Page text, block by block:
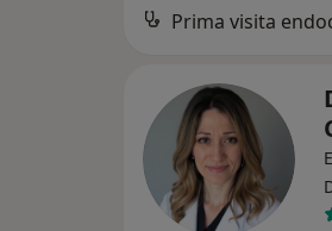
Prima visita